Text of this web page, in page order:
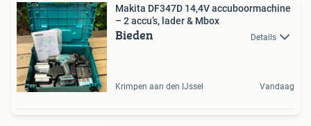
Makita DF347D 14,4V accuboormachine
– 2 accu’s, lader & Mbox
Bieden Details
Krimpen aan den IJssel Vandaag